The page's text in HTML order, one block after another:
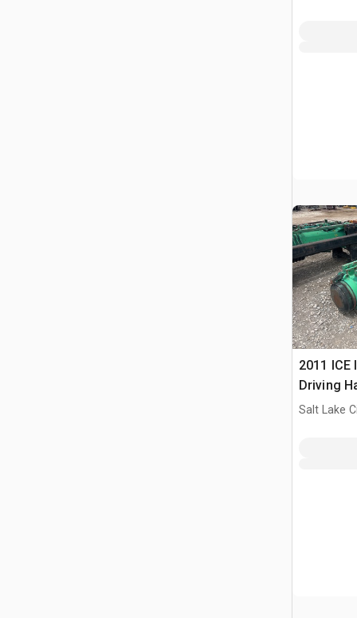
2011 ICE
Driving
Salt Lake